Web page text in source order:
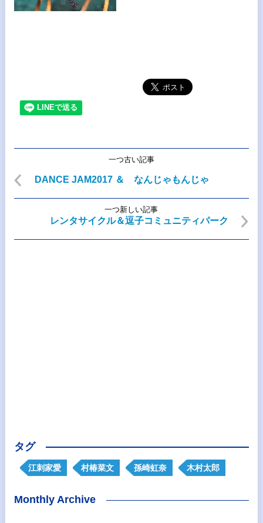
一つ古い記事
DANCE JAM2017 ＆ なんじゃもんじゃ
一つ新しい記事
レンタサイクル＆逗子コミュニティパーク
タグ
江刺家愛 村椿菜文 孫崎虹奈 木村太郎
Monthly Archive